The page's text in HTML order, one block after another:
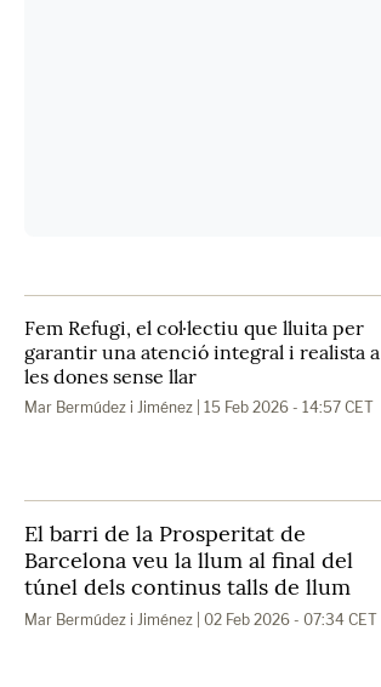
Fem Refugi, el col·lectiu que lluita per
garantir una atenció integral i realista a
les dones sense llar
Mar Bermúdez i Jiménez | 15 Feb 2026 - 14:57 CET
El barri de la Prosperitat de
Barcelona veu la llum al final del
túnel dels continus talls de llum
Mar Bermúdez i Jiménez | 02 Feb 2026 - 07:34 CET